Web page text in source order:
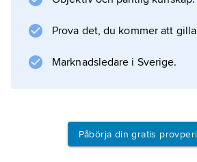
och är alltså alltid en fredag.
Prova det, du kommer att
Marknadsledare i Sverige.
Påbörja din gratis